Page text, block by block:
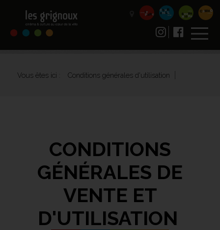
Vous êtes ici : Conditions générales d'utilisation
CONDITIONS
GÉNÉRALES DE
VENTE ET
D'UTILISATION